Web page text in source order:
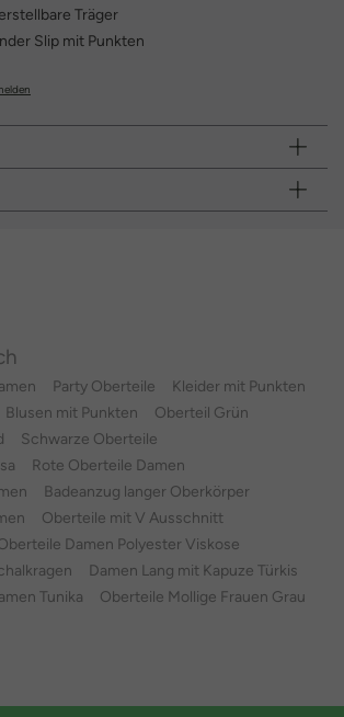
Träger
Slip mit Punkten
Party Oberteile
Kleider mit Punkten
Blusen mit Punkten
Oberteil Grün
Schwarze Oberteile
Rote Oberteile Damen
Badeanzug langer Oberkörper
Oberteile mit V Ausschnitt
Damen Polyester Viskose
Damen Lang mit Kapuze Türkis
Tunika
Oberteile Mollige Frauen Grau